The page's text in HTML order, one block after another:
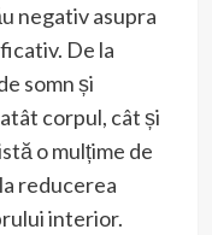
negativ asupra
De la
somn și
corpul, cât și
o mulțime de
reducerea
interior.